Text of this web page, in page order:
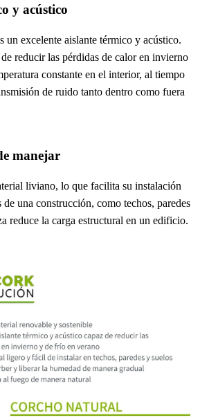
y acústico
un excelente aislante térmico y acústico.
reducir las pérdidas de calor en invierno
constante en el interior, al tiempo
de ruido tanto dentro como fuera
manejar
liviano, lo que facilita su instalación
de una construcción, como techos, paredes
reduce la carga estructural en un edificio.